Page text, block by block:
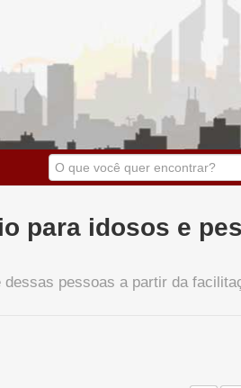
para idosos e
pessoas a partir da